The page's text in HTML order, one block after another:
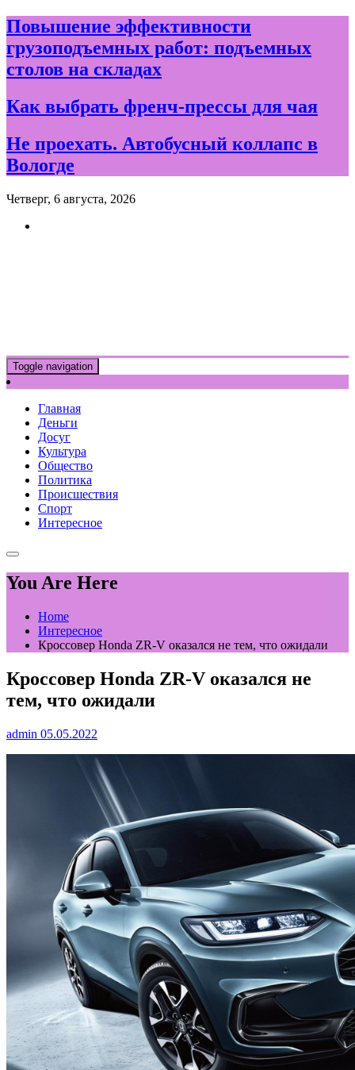
Skip
to
content
Повышение эффективности
грузоподъемных работ: подъемных
столов на складах
Как выбрать френч-прессы для чая
Не проехать. Автобусный коллапс в
Вологде
Четверг, 6 августа, 2026
Toggle navigation
Главная
Деньги
Досуг
Культура
Общество
Политика
Происшествия
Спорт
Интересное
You Are Here
Home
Интересное
Кроссовер Honda ZR-V оказался не тем, что ожидали
Кроссовер Honda ZR-V оказался не
тем, что ожидали
admin 05.05.2022